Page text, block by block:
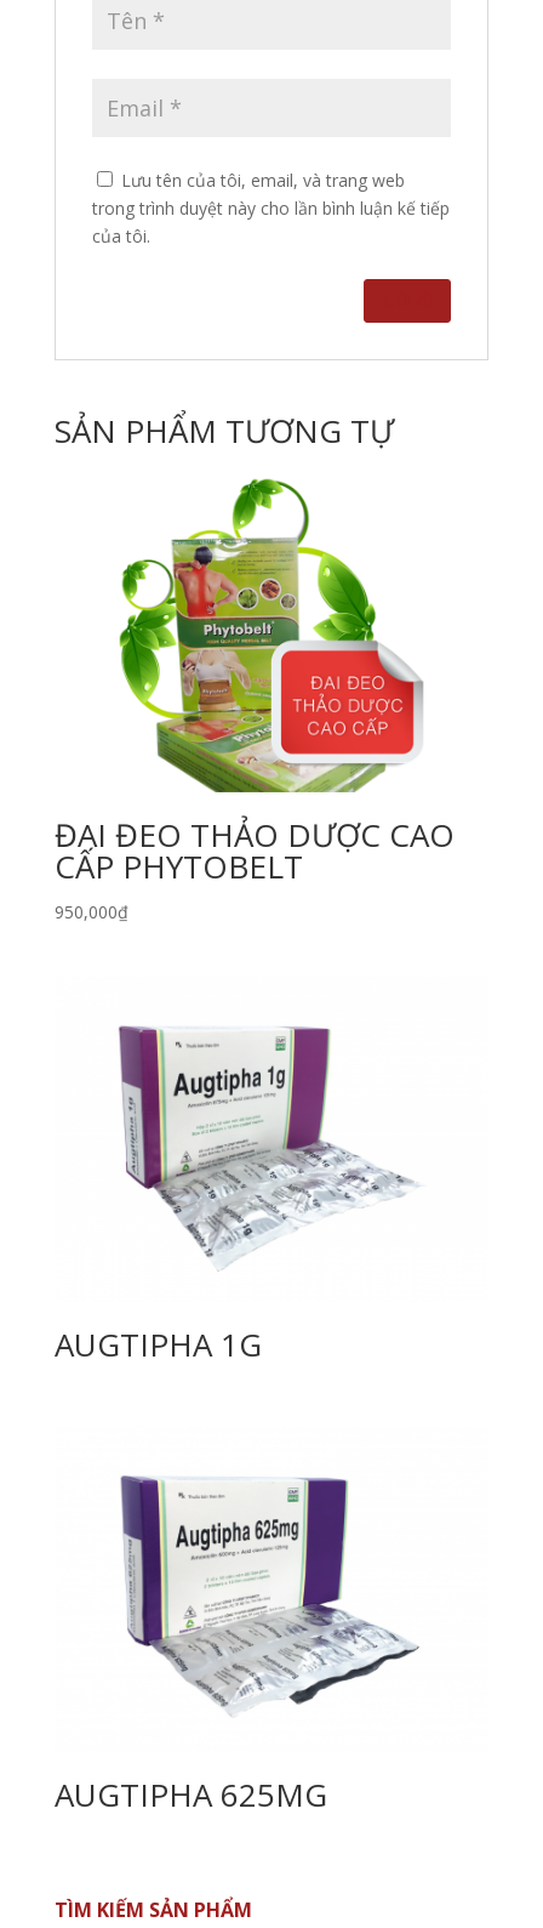
Lưu tên của tôi, email, và trang web
trong trình duyệt này cho lần bình luận kế tiếp
của tôi.
SẢN PHẨM TƯƠNG TỰ
ĐAI ĐEO THẢO DƯỢC CAO
CẤP PHYTOBELT
950,000₫
AUGTIPHA 1G
AUGTIPHA 625MG
TÌM KIẾM SẢN PHẨM